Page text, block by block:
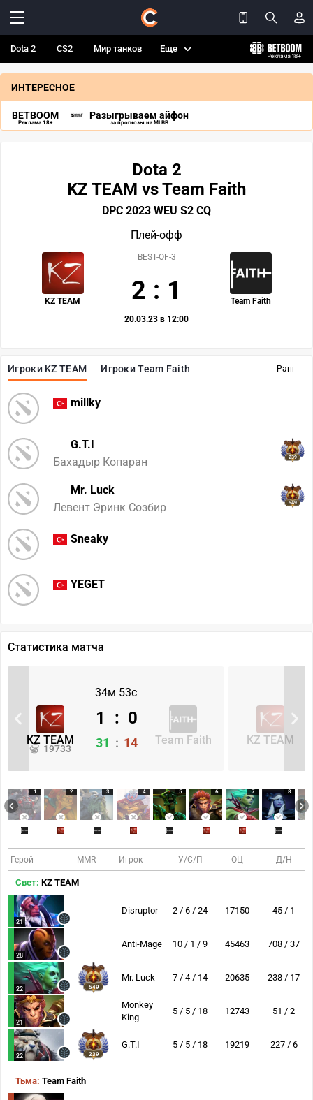
Dota 2 CS2 Мир танков Еще
ИНТЕРЕСНОЕ
BETBOOM
Реклама 18+
Разыгрываем айфон
за прогнозы на MLBB
Ранг
Игроки KZ TEAM Игроки Team Faith
millky
G.T.I
Бахадыр Копаран
239
Mr. Luck
Левент Эринк Созбир
549
Sneaky
YEGET
Dota 2
KZ TEAM vs Team Faith
DPC 2023 WEU S2 CQ
Плей-офф
KZ TEAM Team Faith
BEST-OF-3
2 : 1
20.03.23 в 12:00
Статистика матча
34м 53с
KZ TEAM
19733
Team Faith
1 : 0
31 : 14 KZ TEAM
1 2 3 4 5 6 7 8
Герой MMR Игрок У/С/П ОЦ Д/Н
Свет: KZ TEAM
21
Disruptor 2 / 6 / 24 17150 45 / 1
28
Anti-Mage 10 / 1 / 9 45463 708 / 37
22 549
Mr. Luck 7 / 4 / 14 20635 238 / 17
21
Monkey
King
5 / 5 / 18 12743 51 / 2
22 239
G.T.I 5 / 5 / 18 19219 227 / 6
Тьма: Team Faith